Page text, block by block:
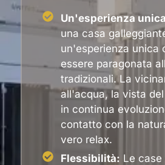
Un'esperienza
una casa
un'esperienza unica
essere paragonata
tradizionali. La
all'acqua, la vista
in continua
contatto con la
vero relax.
Flessibilità: Le case